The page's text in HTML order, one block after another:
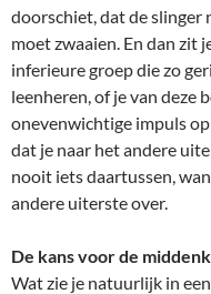
doorschiet, dat de slinger
moet zwaaien. En dan zit
inferieure groep die zo
leenheren, of je van deze
onevenwichtige impuls
dat je naar het andere
nooit iets daartussen,
andere uiterste over.
De kans voor de
Wat zie je natuurlijk in